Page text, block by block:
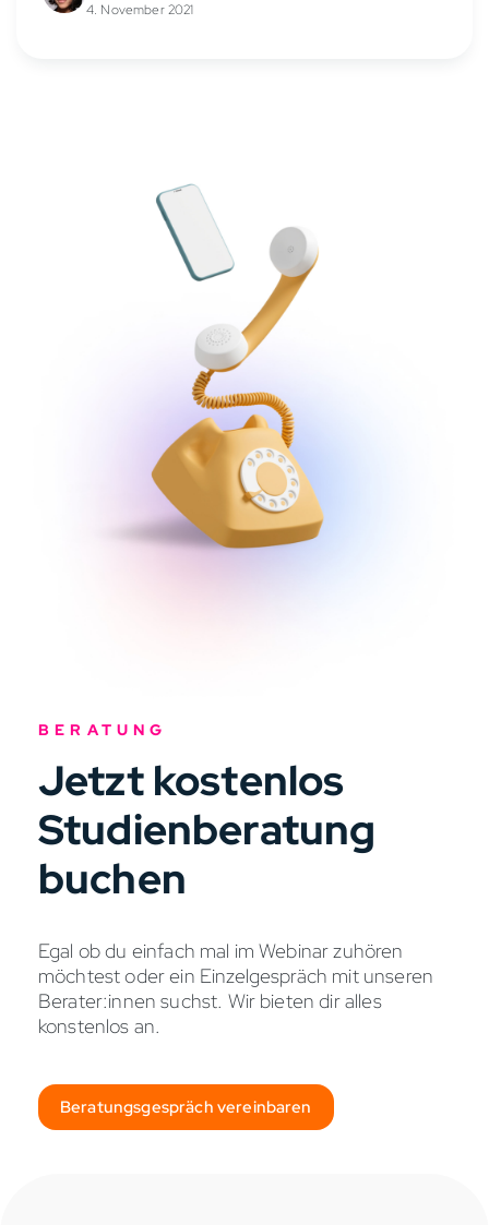
4. November 2021
BERATUNG
Jetzt kostenlos
Studienberatung
buchen
Egal ob du einfach mal im Webinar zuhören
möchtest oder ein Einzelgespräch mit unseren
Berater:innen suchst. Wir bieten dir alles
konstenlos an.
Beratungsgespräch vereinbaren